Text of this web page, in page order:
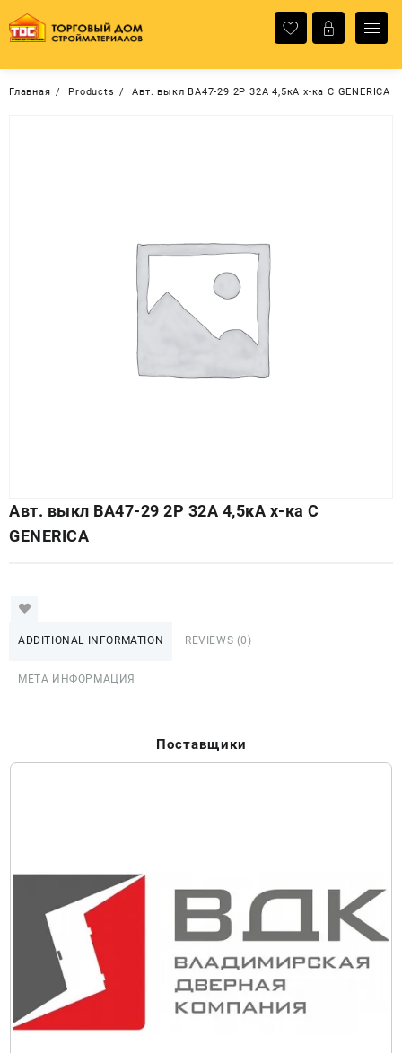
содержимому
Главная Products Авт. выкл ВА47-29 2Р 32А 4,5кА х-ка С GENERICA
Авт. выкл ВА47-29 2Р 32А 4,5кА х-ка С
GENERICA
ADDITIONAL INFORMATION REVIEWS (0)
МЕТА ИНФОРМАЦИЯ
Поставщики